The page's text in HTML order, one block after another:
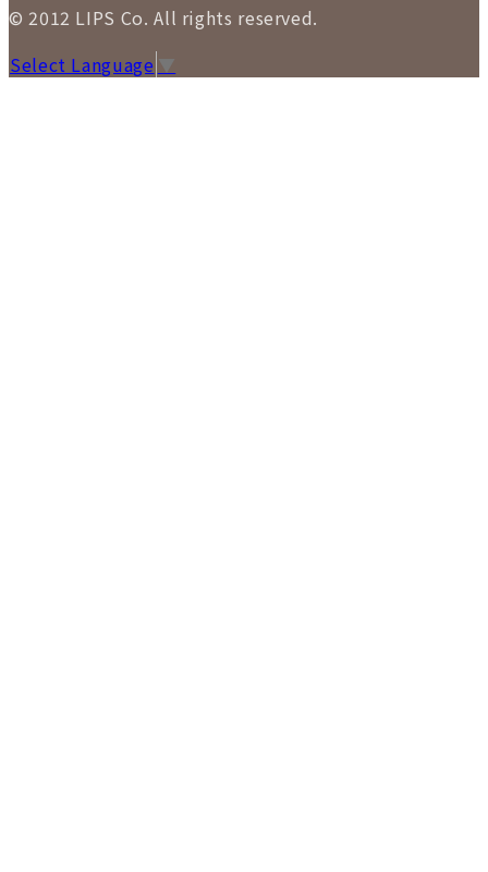
© 2012 LIPS Co. All rights reserved.
Select Language ▼